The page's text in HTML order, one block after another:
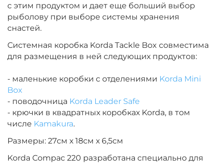
с этим продуктом и дает еще больший выбор
рыболову при выборе системы хранения
снастей.
Системная коробка Korda Tackle Box совместима
для размещения в ней следующих продуктов:
- маленькие коробки с отделениями Korda Mini
Box
- поводочница Korda Leader Safe
- крючки в квадратных коробках Korda, в том
числе Kamakura.
Размеры: 27см х 18см х 6,5см
Korda Compac 220 разработана специально для